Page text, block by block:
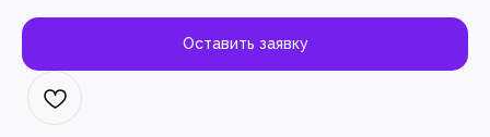
Оставить заявку